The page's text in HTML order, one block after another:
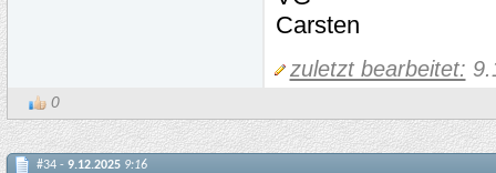
Carsten
zuletzt bearbeitet:
0
#34 - 9.12.2025 9:16